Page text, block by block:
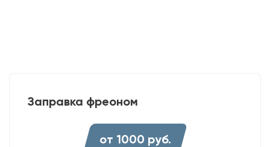
Заправка фреоном
от 1000 руб.